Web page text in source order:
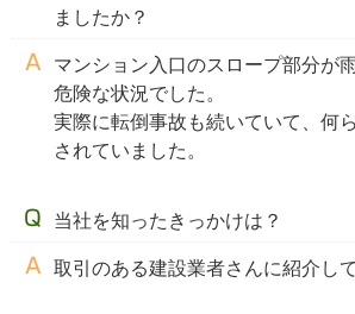
ましたか？
マンション入口のスロープ部分が
危険な状況でした。
実際に転倒事故も続いていて、何
されていました。
当社を知ったきっかけは？
取引のある建設業者さんに紹介し